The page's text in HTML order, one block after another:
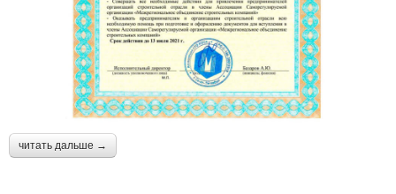
читать дальше →